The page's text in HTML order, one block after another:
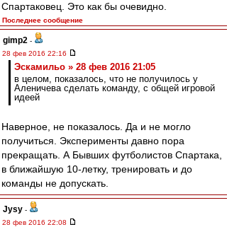
Спартаковец. Это как бы очевидно.
Последнее сообщение
gimp2 -
28 фев 2016 22:16
Эскамильо » 28 фев 2016 21:05
в целом, показалось, что не получилось у
Аленичева сделать команду, с общей игровой
идеей
Наверное, не показалось. Да и не могло
получиться. Эксперименты давно пора
прекращать. А Бывших футболистов Спартака,
в ближайшую 10-летку, тренировать и до
команды не допускать.
Jysy -
28 фев 2016 22:08